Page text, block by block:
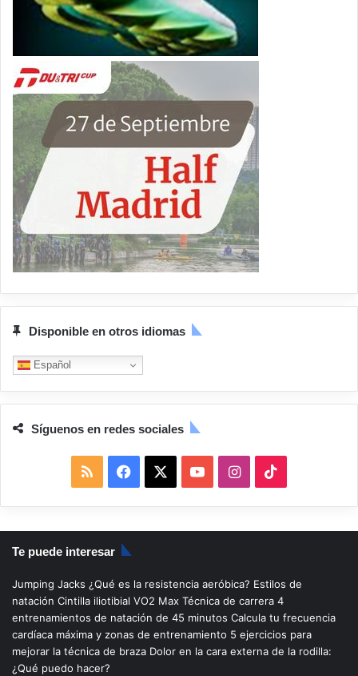
Disponible en otros idiomas
Español
Síguenos en redes sociales
S
S
a
c
b
o
o
u
u
b
I
n
s
a
g
i
k
o
k
Te puede interesar
Jumping Jacks ¿Qué es la resistencia aeróbica? Estilos de
natación Cintilla iliotibial VO2 Max Técnica de carrera 4
entrenamientos de natación de 45 minutos Calcula tu frecuencia
cardíaca máxima y zonas de entrenamiento 5 ejercicios para
mejorar la técnica de braza Dolor en la cara externa de la rodilla:
¿Qué puedo hacer?